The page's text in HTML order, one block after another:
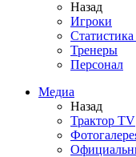
Назад
Игроки
Тренеры
Персонал
Медиа
Назад
Трактор TV